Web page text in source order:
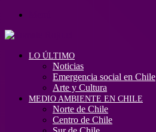
LO ÚLTIMO
Noticias
Emergencia social en Chile
Arte y Cultura
MEDIO AMBIENTE EN CHILE
Norte de Chile
Centro de Chile